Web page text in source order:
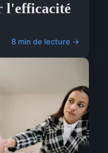
l'efficacité
8 min de lecture →